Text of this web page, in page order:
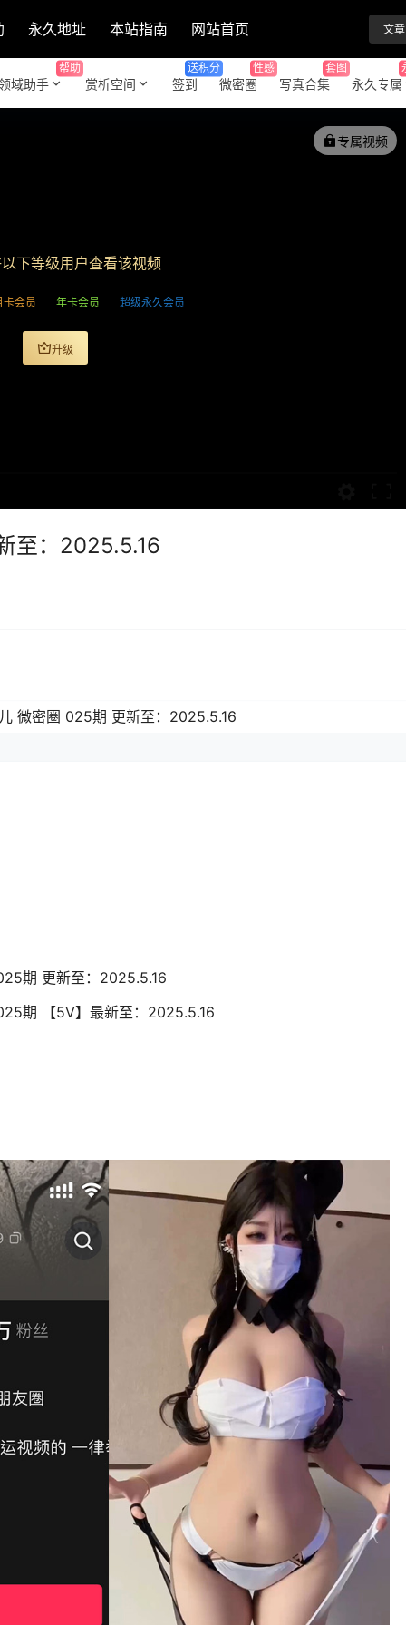
永久地址 本站指南 网站首页 文章
域助手
帮助
赏析空间 签到
送积分
微密圈
性感
写真合集
套图
永久专属
专属视频
下等级用户查看该视频
卡会员 年卡会员 超级永久会员
升级
至：2025.5.16
微密圈 025期 更新至：2025.5.16
期 更新至：2025.5.16
期 【5V】最新至：2025.5.16